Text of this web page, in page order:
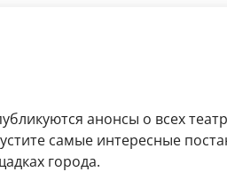
анонсы о всех
самые интересные
города.